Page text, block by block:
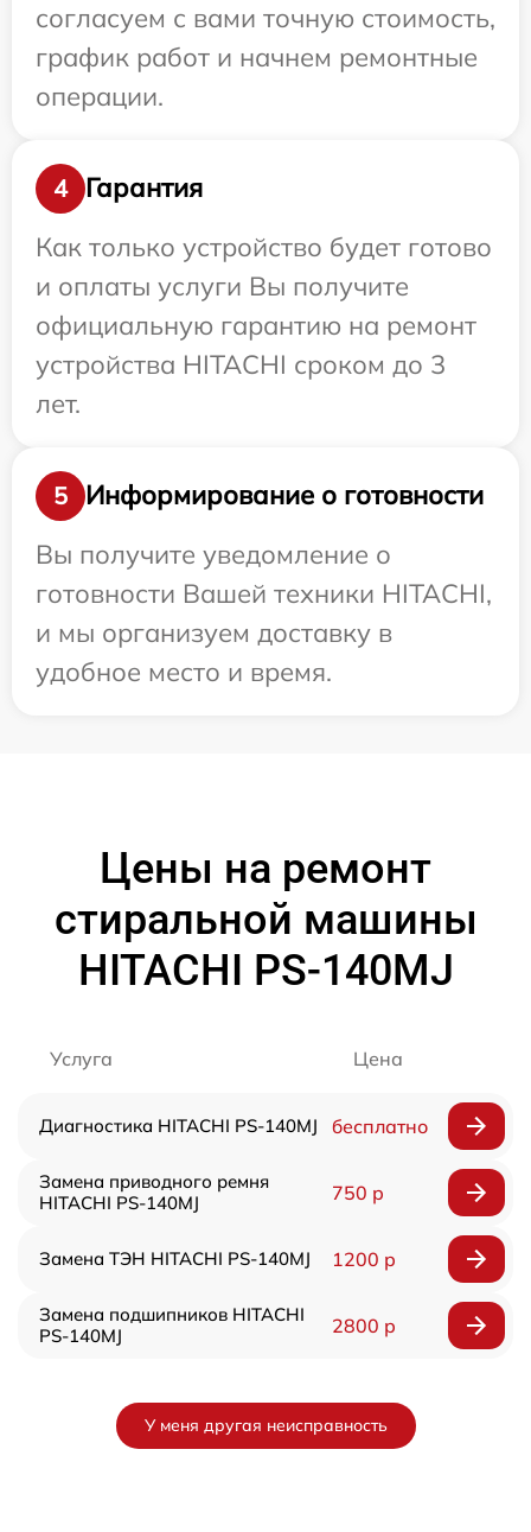
согласуем с вами точную стоимость,
график работ и начнем ремонтные
операции.
4
Гарантия
Как только устройство будет готово
и оплаты услуги Вы получите
официальную гарантию на ремонт
устройства HITACHI сроком до 3
лет.
5
Информирование о готовности
Вы получите уведомление о
готовности Вашей техники HITACHI,
и мы организуем доставку в
удобное место и время.
Цены на ремонт
стиральной машины
HITACHI PS-140MJ
Услуга Цена
Диагностика HITACHI PS-140MJ бесплатно
Замена приводного ремня
HITACHI PS-140MJ
750 р
Замена ТЭН HITACHI PS-140MJ 1200 р
Замена подшипников HITACHI
PS-140MJ
2800 р
У меня другая неисправность